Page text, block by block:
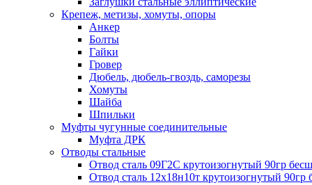
Крепеж, метизы, хомуты, опоры
Анкер
Болты
Гайки
Гровер
Дюбель, дюбель-гвоздь, саморезы
Хомуты
Шайба
Шпильки
Муфты чугунные соединительные
Муфта ДРК
Отводы стальные
Отвод сталь 09Г2С крутоизогнутый 90гр
Отвод сталь 12х18н10т крутоизогнутый